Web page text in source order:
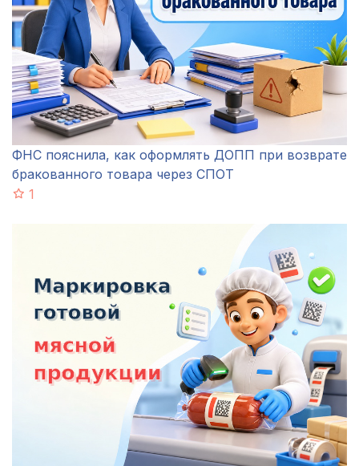
ФНС пояснила, как оформлять ДОПП при возврате
бракованного товара через СПОТ
1